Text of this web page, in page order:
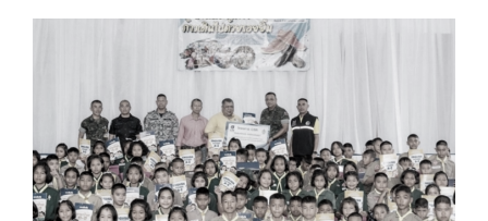
พื้นที่
สี
เขียว
สำหรับ
ดูด
ซับ
ก๊าซ
เรือน